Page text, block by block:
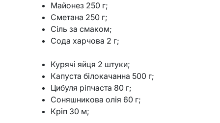
Майонез 250 г;
Сметана 250 г;
Сіль за смаком;
Сода харчова 2 г;
Курячі яйця 2 штуки;
Капуста білокачанна 500 г;
Цибуля ріпчаста 80 г;
Соняшникова олія 60 г;
Кріп 30 м;